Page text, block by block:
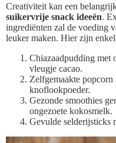
Creativiteit kan een
suikervrije snack ideeën.
ingrediënten zal de voeding
leuker maken. Hier zijn
Chiazaadpudding met
vleugje cacao.
Zelfgemaakte
knoflookpoeder.
Gezonde smoothies
ongezoete kokosmelk.
Gevulde selderijsticks